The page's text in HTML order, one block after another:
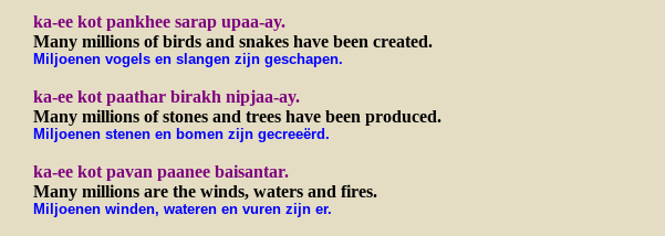
ka-ee kot pankhee sarap upaa-ay.
Many millions of birds and snakes have been created.
Miljoenen vogels en slangen zijn geschapen.
ka-ee kot paathar birakh nipjaa-ay.
Many millions of stones and trees have been produced.
Miljoenen stenen en bomen zijn gecreeërd.
ka-ee kot pavan paanee baisantar.
Many millions are the winds, waters and fires.
Miljoenen winden, wateren en vuren zijn er.